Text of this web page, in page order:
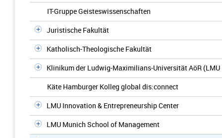
IT-Gruppe Geisteswissenschaften
Juristische Fakultät
Katholisch-Theologische Fakultät
Klinikum der Ludwig-Maximilians-Universität AöR
Käte Hamburger Kolleg global dis:connect
LMU Innovation & Entrepreneurship Center
LMU Munich School of Management